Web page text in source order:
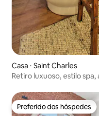
Casa ⋅ Saint Charles
Retiro luxuoso, estilo spa,
Preferido dos hóspedes
Preferido dos hóspedes